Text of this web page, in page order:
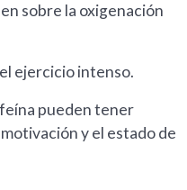
sobre la oxigenación
ejercicio intenso.
pueden tener
y el estado de